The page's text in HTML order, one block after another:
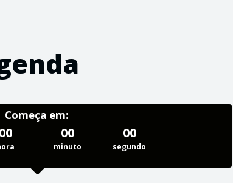
Começa em:
00 00
minuto
00
segundo